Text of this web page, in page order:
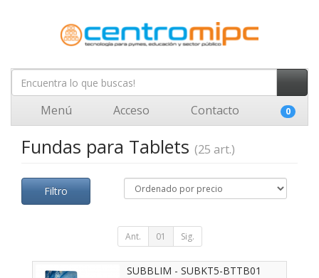
Menú Acceso Contacto 0
Fundas para Tablets (25 art.)
Filtro
Ant. 01 Sig.
SUBBLIM - SUBKT5-BTTB01